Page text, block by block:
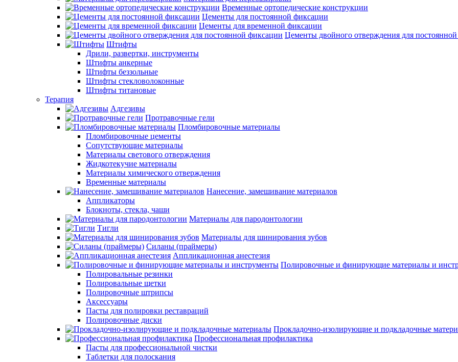
Временные ортопедические конструкции
Цементы для постоянной фиксации
Цементы для временной фиксации
Цементы двойного отверждения для
Штифты
Дрили, развертки, инструменты
Штифты анкерные
Штифты беззольные
Штифты стекловолоконные
Штифты титановые
Терапия
Адгезивы
Протравочные гели
Пломбировочные материалы
Пломбировочные цементы
Сопутствующие материалы
Материалы светового отверждения
Жидкотекучие материалы
Материалы химического отверждения
Временные материалы
Нанесение, замешивание материалов
Аппликаторы
Блокноты, стекла, чаши
Материалы для пародонтологии
Тигли
Материалы для шинирования зубов
Силаны (праймеры)
Аппликационная анестезия
Полировочные и финирующие материалы и
Полировальные резинки
Полировальные щетки
Полировочные штрипсы
Аксессуары
Пасты для полировки реставраций
Полировочные диски
Прокладочно-изолирующие и подкладочные
Профессиональная профилактика
Пасты для профессиональной чистки
Таблетки для полоскания